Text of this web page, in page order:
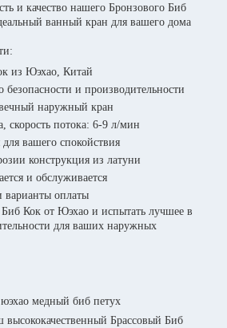
и качество нашего Бронзового Биб
ванный кран для вашего дома
из Юэхао, Китай
и производительности
наружный кран
скорость потока: 6-9 л/мин
для вашего спокойствия
конструкция из латуни
и обслуживается
варианты оплаты
Кок от Юэхао и испытать лучшее в
для ваших наружных
юэхао медный биб петух
высококачественный Брассовый Биб